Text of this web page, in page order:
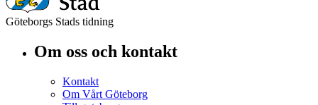
Göteborgs Stads tidning
Om oss och kontakt
Kontakt
Om Vårt Göteborg